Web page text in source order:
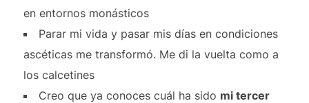
en entornos monásticos
Parar mi vida y pasar mis días en condiciones
ascéticas me transformó. Me di la vuelta como a
los calcetines
Creo que ya conoces cuál ha sido mi tercer